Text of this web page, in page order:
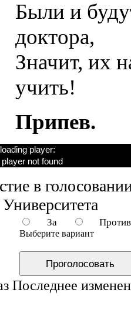
Были и
доктора,
Значит, их
учить!
Припев.
player:
not found
в
Университета
За Против
Выберите вариант
Последнее